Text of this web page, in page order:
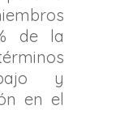
de la
y
en el